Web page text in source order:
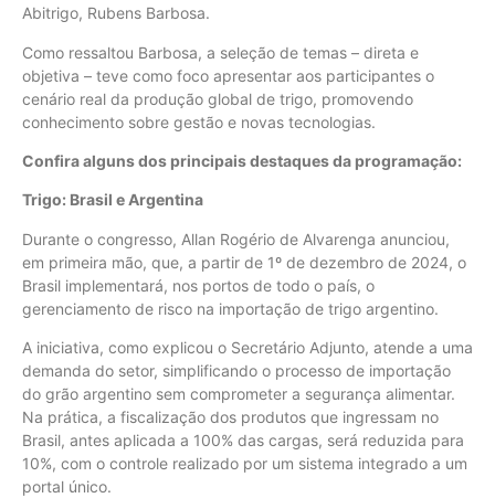
Abitrigo, Rubens Barbosa.
Como ressaltou Barbosa, a seleção de temas – direta e
objetiva – teve como foco apresentar aos participantes o
cenário real da produção global de trigo, promovendo
conhecimento sobre gestão e novas tecnologias.
Confira alguns dos principais destaques da programação:
Trigo: Brasil e Argentina
Durante o congresso, Allan Rogério de Alvarenga anunciou,
em primeira mão, que, a partir de 1º de dezembro de 2024, o
Brasil implementará, nos portos de todo o país, o
gerenciamento de risco na importação de trigo argentino.
A iniciativa, como explicou o Secretário Adjunto, atende a uma
demanda do setor, simplificando o processo de importação
do grão argentino sem comprometer a segurança alimentar.
Na prática, a fiscalização dos produtos que ingressam no
Brasil, antes aplicada a 100% das cargas, será reduzida para
10%, com o controle realizado por um sistema integrado a um
portal único.